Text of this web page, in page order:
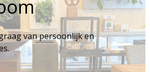
van persoonlijk en